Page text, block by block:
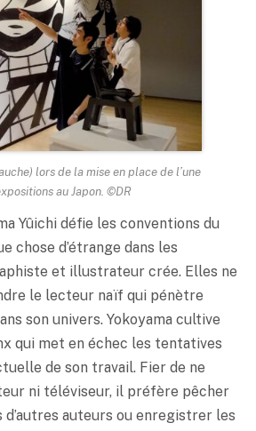
lors de la mise en place de l’une
au Japon. ©DR
Yûichi défie les conventions du
chose d’étrange dans les
et illustrateur crée. Elles ne
le lecteur naïf qui pénètre
son univers. Yokoyama cultive
qui met en échec les tentatives
de son travail. Fier de ne
ni téléviseur, il préfère pêcher
d’autres auteurs ou enregistrer les